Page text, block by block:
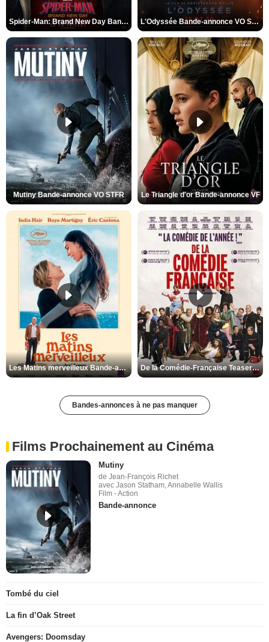
Spider-Man: Brand New Day Bande-annonce VO STFR L'Odyssée Bande-annonce VO STFR
Mutiny Bande-annonce VO STFR Le Triangle d'or Bande-annonce VF
Les Matins merveilleux Bande-annonce VF De la Comédie-Française Teaser VF
Bandes-annonces à ne pas manquer
Films Prochainement au Cinéma
Mutiny
de Jean-François Richet
avec Jason Statham, Annabelle Wallis
Film - Action
Bande-annonce
Tombé du ciel
La fin d’Oak Street
Avengers: Doomsday